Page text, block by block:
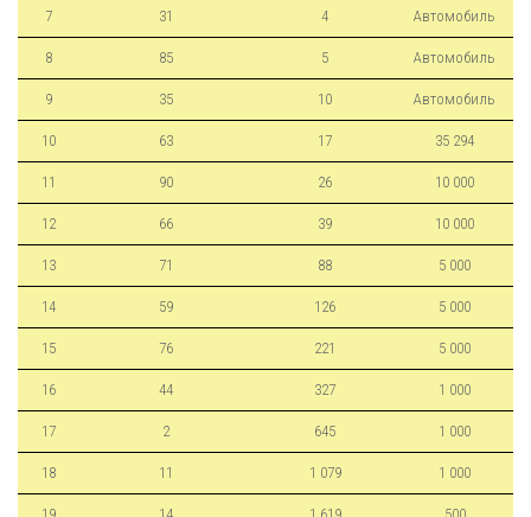
7 31 4 Автомобиль
8 85 5 Автомобиль
9 35 10 Автомобиль
10 63 17 35 294
11 90 26 10 000
12 66 39 10 000
13 71 88 5 000
14 59 126 5 000
15 76 221 5 000
16 44 327 1 000
17 2 645 1 000
18 11 1 079 1 000